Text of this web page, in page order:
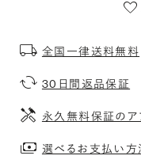
全国一律送料無料
30日間返品保証
永久無料保証のア
選べるお支払い方